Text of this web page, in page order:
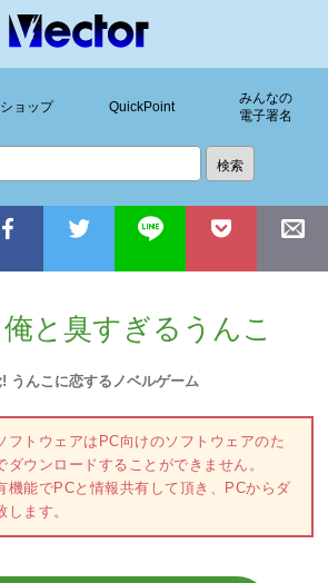
ョップ QuickPoint
みんなの
電子署名
と臭すぎるうんこ
うんこに恋するノベルゲーム
フトウェアはPC向けのソフトウェアのた
ウンロードすることができません。
機能でPCと情報共有して頂き、PCからダ
ます。